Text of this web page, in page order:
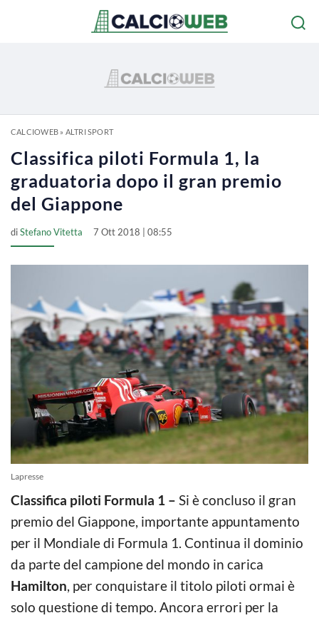
CALCIOWEB» ALTRI SPORT
Classifica piloti Formula 1, la
graduatoria dopo il gran premio
del Giappone
diStefano Vitetta 7 Ott 2018 | 08:55
Lapresse
Classifica piloti Formula 1 – Si è concluso il gran
premio del Giappone, importante appuntamento
per il Mondiale di Formula 1. Continua il dominio
da parte del campione del mondo in carica
Hamilton, per conquistare il titolo piloti ormai è
solo questione di tempo. Ancora errori per la